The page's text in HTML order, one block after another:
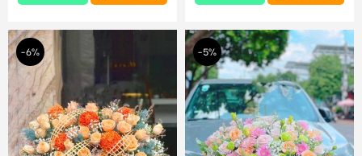
-6% -5%